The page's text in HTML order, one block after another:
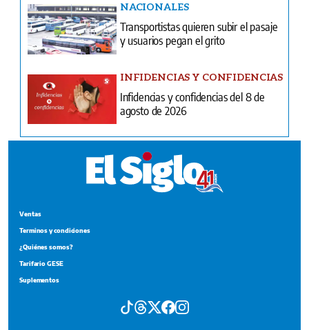
NACIONALES
Transportistas quieren subir el pasaje
y usuarios pegan el grito
INFIDENCIAS Y CONFIDENCIAS
Infidencias y confidencias del 8 de
agosto de 2026
Ventas
Terminos y condiciones
¿Quiénes somos?
Tarifario GESE
Suplementos